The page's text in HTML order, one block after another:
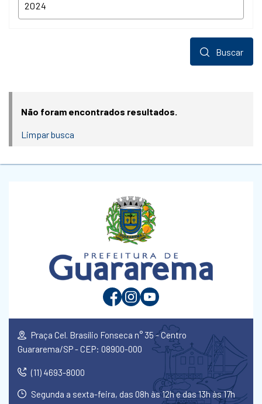
Buscar
Não foram encontrados resultados.
Limpar busca
Praça Cel. Brasílio Fonseca n° 35 - Centro
Guararema/SP - CEP: 08900-000
(11) 4693-8000
Segunda a sexta-feira, das 08h às 12h e das 13h às 17h